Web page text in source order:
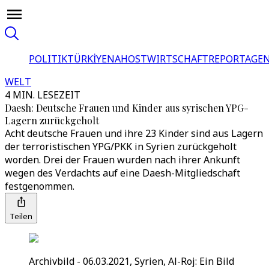
POLITIKTÜRKİYENAHOSTWIRTSCHAFT
WELT
4 MIN. LESEZEIT
Daesh: Deutsche Frauen und Kinder aus syrischen YPG-
Lagern zurückgeholt
Acht deutsche Frauen und ihre 23 Kinder sind aus Lagern
der terroristischen YPG/PKK in Syrien zurückgeholt
worden. Drei der Frauen wurden nach ihrer Ankunft
wegen des Verdachts auf eine Daesh-Mitgliedschaft
festgenommen.
Teilen
Archivbild - 06.03.2021, Syrien, Al-Roj: Ein Bild